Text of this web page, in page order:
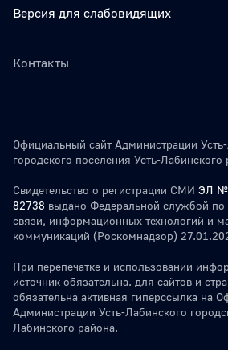
Версия для слабовидящих
Контакты
Официальный сайт Администрации
городского поселения Усть-Лабинского
Свидетельство о регистрации СМИ ЭЛ №
82738 выдано Федеральной службой по
связи, информационных технологий и
коммуникаций (Роскомнадзор)
При перепечатке и использовании
источник обязательна. для сайтов и
обязательна активная гиперссылка на
Администрации Усть-Лабинского
Лабинского района.